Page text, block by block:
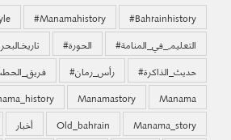
#bahrainhistory
#manamahistory
#التعليم_في_المنامة
#الحورة
#حديث_الذاكرة
#رأس_رمان
Manama
Manamastory
Manama_story
Old_bahrain أخبار